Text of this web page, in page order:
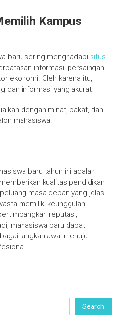
Kampus
baru sering menghadapi situs
informasi, persaingan
ekonomi. Oleh karena itu,
dan informasi yang akurat.
dengan minat, bakat, dan
mahasiswa.
baru tahun ini adalah
kualitas pendidikan
masa depan yang jelas.
memiliki keunggulan
reputasi,
mahasiswa baru dapat
langkah awal menuju
Search